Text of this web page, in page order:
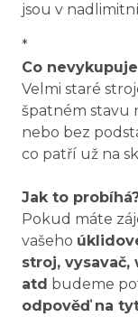
jsou v
*
Co
Velmi staré
špatném stavu
nebo bez
co patří už na
Jak to
Pokud máte
vašeho
stroj,
atd budeme
odpověď na